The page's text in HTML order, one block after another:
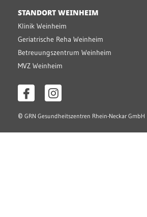
STANDORT WEINHEIM
Klinik Weinheim
Geriatrische Reha Weinheim
Betreuungszentrum Weinheim
MVZ Weinheim
© GRN Gesundheitszentren Rhein-Neckar GmbH